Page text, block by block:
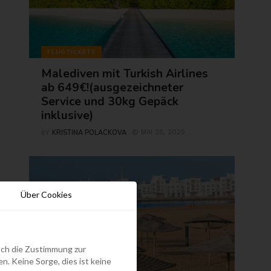
FLUGTICKETS
Malediven mit Turkish Airlines
ab 649€!(ausgezeichneter
Service und 30kg Gepäck
inklusive)
KRISTINA POLACKOVA
Über Cookies
die Zustimmung zur
Keine Sorge, dies ist keine